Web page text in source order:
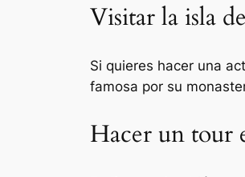
Visitar la isla
Si quieres hacer una
famosa por su
Hacer un tour